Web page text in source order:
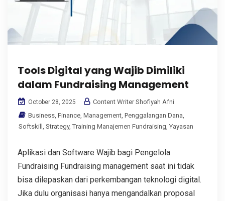
Tools Digital yang Wajib Dimiliki
dalam Fundraising Management
October 28, 2025
Content Writer Shofiyah Afni
Business Finance Management Penggalangan Dana
Softskill Strategy, Training Manajemen Fundraising Yayasan
Aplikasi dan Software Wajib bagi Pengelola
Fundraising Fundraising management saat ini tidak
bisa dilepaskan dari perkembangan teknologi digital.
Jika dulu organisasi hanya mengandalkan proposal